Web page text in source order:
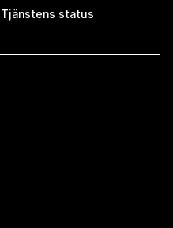
Tjänstens status